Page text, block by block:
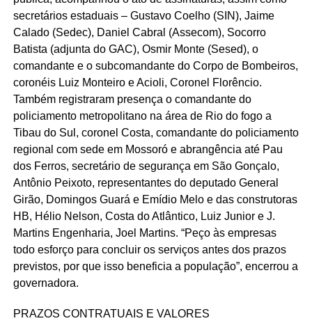
secretários estaduais – Gustavo Coelho (SIN), Jaime
Calado (Sedec), Daniel Cabral (Assecom), Socorro
Batista (adjunta do GAC), Osmir Monte (Sesed), o
comandante e o subcomandante do Corpo de Bombeiros,
coronéis Luiz Monteiro e Acioli, Coronel Florêncio.
Também registraram presença o comandante do
policiamento metropolitano na área de Rio do fogo a
Tibau do Sul, coronel Costa, comandante do policiamento
regional com sede em Mossoró e abrangência até Pau
dos Ferros, secretário de segurança em São Gonçalo,
Antônio Peixoto, representantes do deputado General
Girão, Domingos Guará e Emídio Melo e das construtoras
HB, Hélio Nelson, Costa do Atlântico, Luiz Junior e J.
Martins Engenharia, Joel Martins. “Peço às empresas
todo esforço para concluir os serviços antes dos prazos
previstos, por que isso beneficia a população”, encerrou a
governadora.
PRAZOS CONTRATUAIS E VALORES